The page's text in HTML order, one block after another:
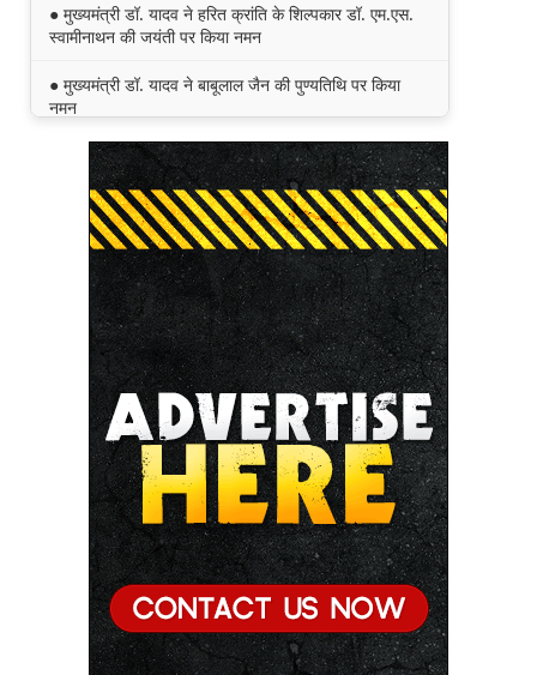
● मुख्यमंत्री डॉ. यादव ने हरित क्रांति के शिल्पकार डॉ. एम.एस.
स्वामीनाथन की जयंती पर किया नमन
● मुख्यमंत्री डॉ. यादव ने बाबूलाल जैन की पुण्यतिथि पर किया
नमन
● मुख्यमंत्री डॉ. यादव ने गुरुदेव रवीन्द्रनाथ टैगोर की पुण्यतिथि
पर की श्रद्धांजलि अर्पित